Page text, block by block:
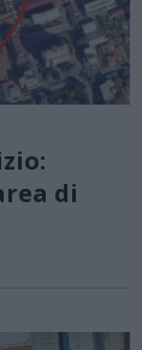
di